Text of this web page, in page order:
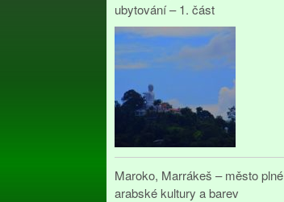
ubytování – 1. část
Maroko, Marrákeš – město plné
arabské kultury a barev